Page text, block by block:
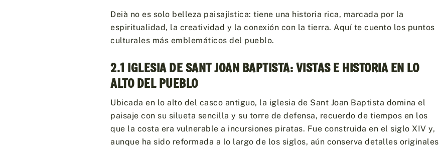
Deià no es solo belleza paisajística: tiene una historia rica, marcada por la
espiritualidad, la creatividad y la conexión con la tierra. Aquí te cuento los puntos
culturales más emblemáticos del pueblo.
2.1 IGLESIA DE SANT JOAN BAPTISTA: VISTAS E HISTORIA EN LO
ALTO DEL PUEBLO
Ubicada en lo alto del casco antiguo, la iglesia de Sant Joan Baptista domina el
paisaje con su silueta sencilla y su torre de defensa, recuerdo de tiempos en los
que la costa era vulnerable a incursiones piratas. Fue construida en el siglo XIV y,
aunque ha sido reformada a lo largo de los siglos, aún conserva detalles originales